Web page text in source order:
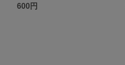
600円